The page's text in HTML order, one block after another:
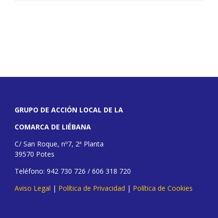
GRUPO DE ACCIÓN LOCAL DE LA
COMARCA DE LIÉBANA
C/ San Roque, nº7, 2ª Planta
39570 Potes
Teléfono: 942 730 726 / 606 318 720
Aviso Legal | Política de Privacidad | Política de Cookies